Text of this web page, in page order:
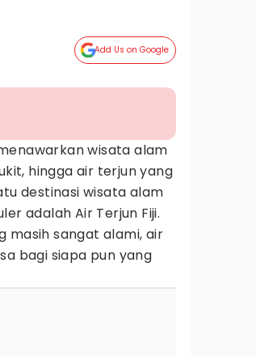
Add Us on Google
wisata alam
hingga air terjun yang
destinasi wisata alam
adalah Air Terjun Fiji.
masih sangat alami, air
bagi siapa pun yang